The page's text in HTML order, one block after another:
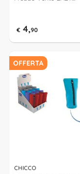
€ 4,90
OFFERTA
CHICCO